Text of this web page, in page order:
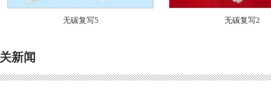
无碳复写5 无碳复写2
新闻